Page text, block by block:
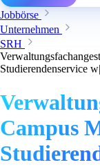
Jobbörse
Unternehmen
SRH
Studierendenservice
Campus